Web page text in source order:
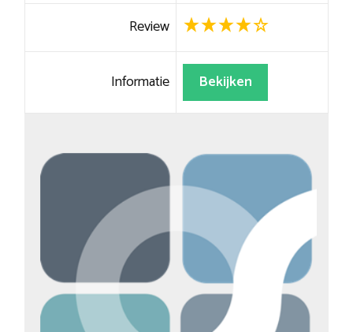
Review
Informatie Bekijken